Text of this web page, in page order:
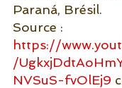
Paraná, Brésil.
Source :
https://
/
NVSuS-fvOlEj9